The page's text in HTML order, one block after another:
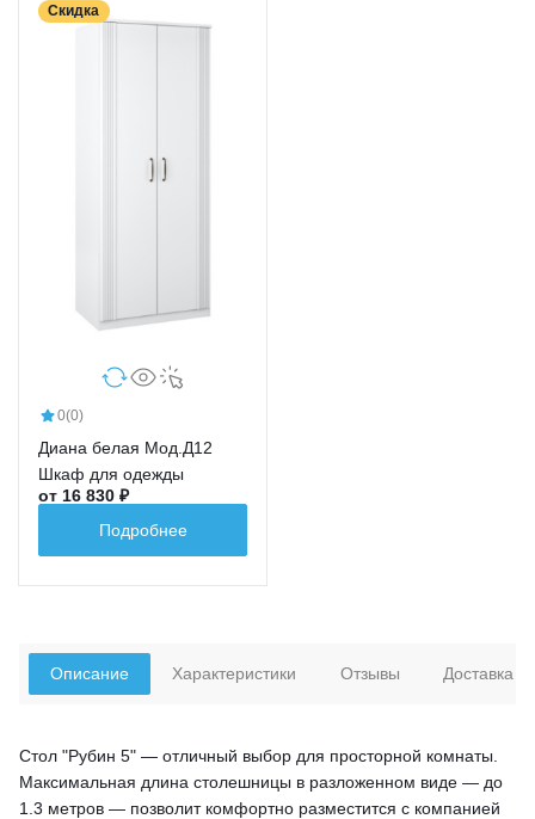
Скидка
0(0)
Диана белая Мод.Д12
Шкаф для одежды
от 16 830 ₽
Подробнее
Описание
Стол "Рубин 5" — отличный выбор для просторной комнаты.
Максимальная длина столешницы в разложенном виде — до
1.3 метров — позволит комфортно разместится с компанией
Характеристики Отзывы Доставка